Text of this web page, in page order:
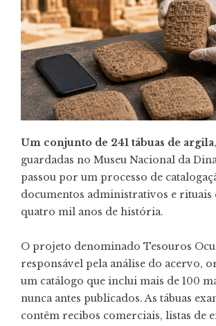
Um conjunto de 241 tábuas de argila
guardadas no Museu Nacional da
passou por um processo de
documentos administrativos e rituais
quatro mil anos de história.
O projeto denominado Tesouros
responsável pela análise do acervo,
um catálogo que inclui mais de 100
nunca antes publicados. As tábuas
contêm recibos comerciais, listas de